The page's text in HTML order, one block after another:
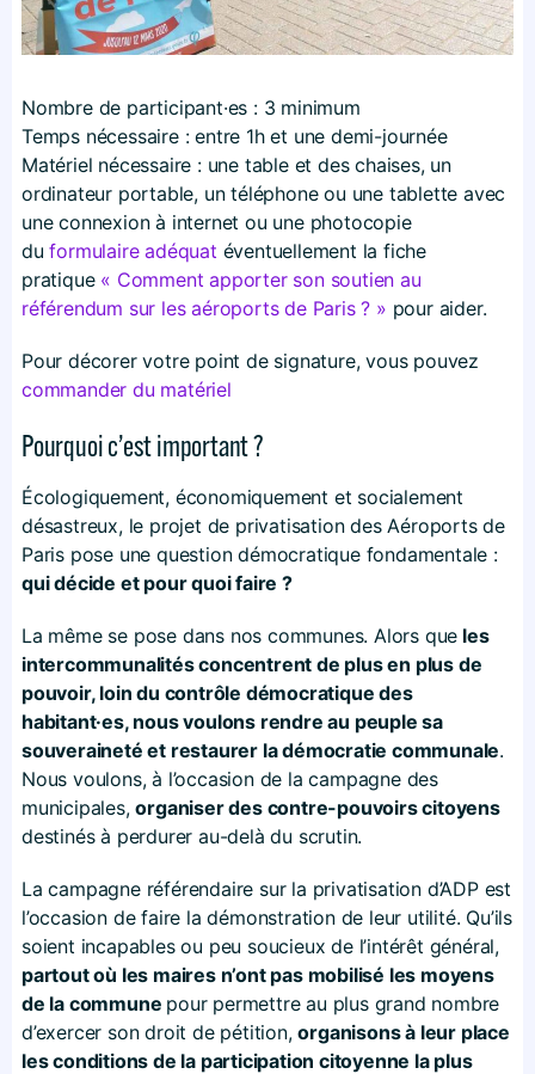
Nombre de participant·es : 3 minimum
Temps nécessaire : entre 1h et une demi-journée
Matériel nécessaire : une table et des chaises, un
ordinateur portable, un téléphone ou une tablette avec
une connexion à internet ou une photocopie
du formulaire adéquat éventuellement la fiche
pratique « Comment apporter son soutien au
référendum sur les aéroports de Paris ? » pour aider.
Pour décorer votre point de signature, vous pouvez
commander du matériel
Pourquoi c’est important ?
Écologiquement, économiquement et socialement
désastreux, le projet de privatisation des Aéroports de
Paris pose une question démocratique fondamentale :
qui décide et pour quoi faire ?
La même se pose dans nos communes. Alors que les
intercommunalités concentrent de plus en plus de
pouvoir, loin du contrôle démocratique des
habitant·es, nous voulons rendre au peuple sa
souveraineté et restaurer la démocratie communale.
Nous voulons, à l’occasion de la campagne des
municipales,organiser des contre-pouvoirs citoyens
destinés à perdurer au-delà du scrutin.
La campagne référendaire sur la privatisation d’ADP est
l’occasion de faire la démonstration de leur utilité. Qu’ils
soient incapables ou peu soucieux de l’intérêt général,
partout où les maires n’ont pas mobilisé les moyens
de la commune pour permettre au plus grand nombre
d’exercer son droit de pétition,organisons à leur place
les conditions de la participation citoyenne la plus